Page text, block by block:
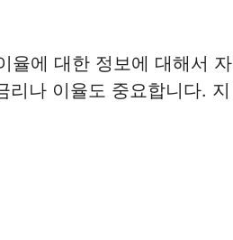
율에 대한 정보에 대해서 자
리나 이율도 중요합니다. 지